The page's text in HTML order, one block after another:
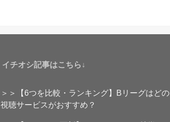
イチオシ記事はこちら↓
＞＞【6つを比較・ランキング】Bリーグはどの
視聴サービスがおすすめ？